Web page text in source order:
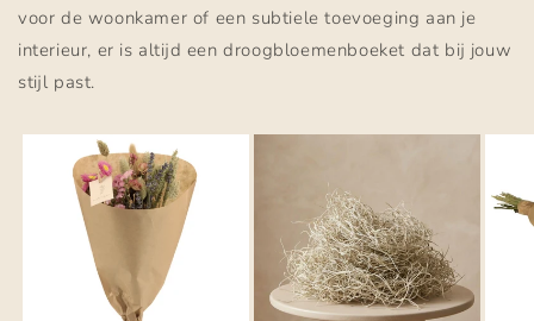
voor de woonkamer of een subtiele toevoeging aan je
interieur, er is altijd een droogbloemenboeket dat bij jouw
stijl past.